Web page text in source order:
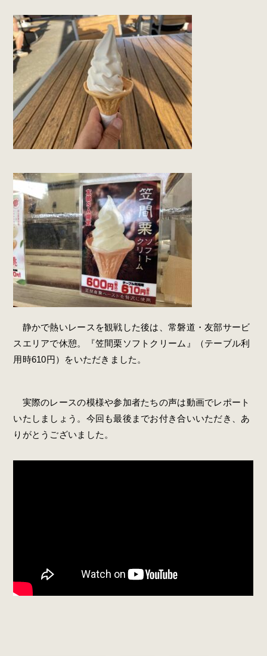
静かで熱いレースを観戦した後は、常磐道・友部サービ
スエリアで休憩。『笠間栗ソフトクリーム』（テーブル利
用時610円）をいただきました。
実際のレースの模様や参加者たちの声は動画でレポート
いたしましょう。今回も最後までお付き合いいただき、あ
りがとうございました。